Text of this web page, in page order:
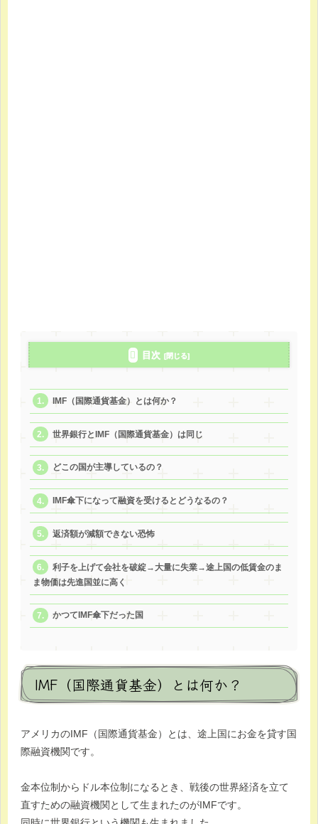
目次
IMF（国際通貨基金）とは何か？
世界銀行とIMF（国際通貨基金）は同じ
どこの国が主導しているの？
IMF傘下になって融資を受けるとどうなるの？
返済額が減額できない恐怖
利子を上げて会社を破綻→大量に失業→途上国の低賃金のま
ま物価は先進国並に高く
かつてIMF傘下だった国
IMF（国際通貨基金）とは何か？
アメリカのIMF（国際通貨基金）とは、途上国にお金を貸す国
際融資機関です。
金本位制からドル本位制になるとき、戦後の世界経済を立て
直すための融資機関として生まれたのがIMFです。